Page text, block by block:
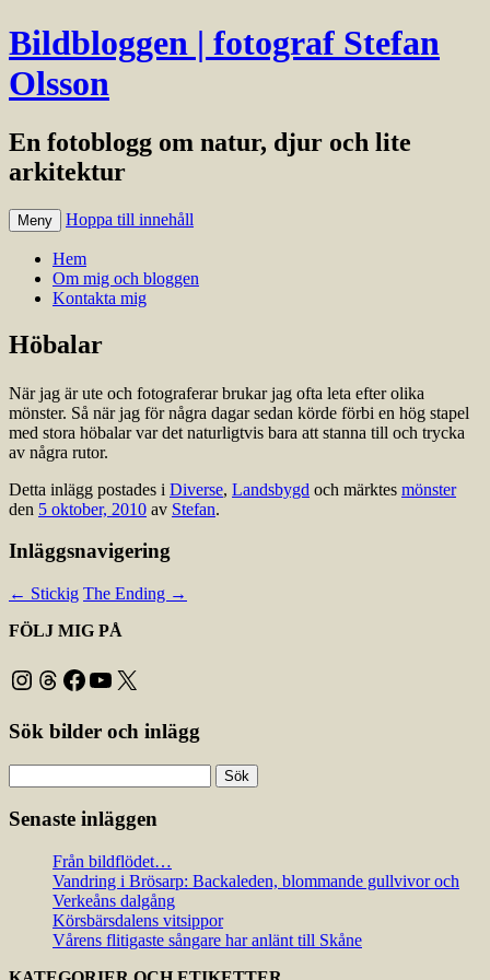
Bildbloggen | fotograf Stefan
Olsson
En fotoblogg om natur, djur och lite
arkitektur
Meny Hoppa till innehåll
Hem
Om mig och bloggen
Kontakta mig
Höbalar
När jag är ute och fotograferar brukar jag ofta leta efter olika
mönster. Så när jag för några dagar sedan körde förbi en hög stapel
med stora höbalar var det naturligtvis bara att stanna till och trycka
av några rutor.
Detta inlägg postades i Diverse, Landsbygd och märktes mönster
den 5 oktober, 2010 av Stefan.
Inläggsnavigering
← Stickig The Ending →
FÖLJ MIG PÅ
Instagram
Threads
Facebook
YouTube
X
Sök bilder och inlägg
efter:
Senaste inläggen
Från bildflödet…
Vandring i Brösarp: Backaleden, blommande gullvivor och
Verkeåns dalgång
Körsbärsdalens vitsippor
Vårens flitigaste sångare har anlänt till Skåne